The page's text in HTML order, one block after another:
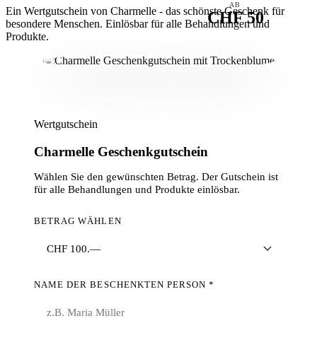
Ein Wertgutschein von Charmelle - das schönste Geschenk für
besondere Menschen. Einlösbar für alle Behandlungen und
Produkte.
AB
CHF 50
Wertgutschein
Charmelle Geschenkgutschein
Wählen Sie den gewünschten Betrag. Der Gutschein ist
für alle Behandlungen und Produkte einlösbar.
BETRAG WÄHLEN
NAME DER BESCHENKTEN PERSON *